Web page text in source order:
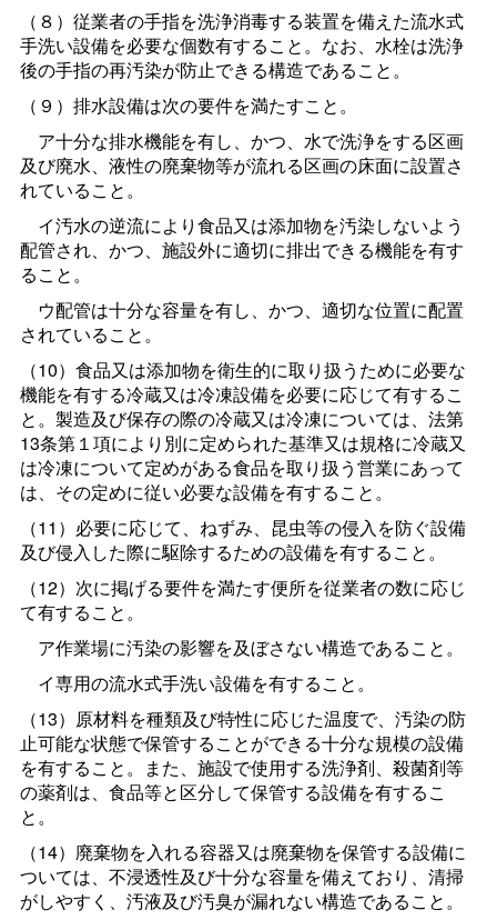
（８）従業者の手指を洗浄消毒する装置を備えた流水式
手洗い設備を必要な個数有すること。なお、水栓は洗浄
後の手指の再汚染が防止できる構造であること。
（９）排水設備は次の要件を満たすこと。
ア十分な排水機能を有し、かつ、水で洗浄をする区画
及び廃水、液性の廃棄物等が流れる区画の床面に設置さ
れていること。
イ汚水の逆流により食品又は添加物を汚染しないよう
配管され、かつ、施設外に適切に排出できる機能を有す
ること。
ウ配管は十分な容量を有し、かつ、適切な位置に配置
されていること。
（10）食品又は添加物を衛生的に取り扱うために必要な
機能を有する冷蔵又は冷凍設備を必要に応じて有するこ
と。製造及び保存の際の冷蔵又は冷凍については、法第
13条第１項により別に定められた基準又は規格に冷蔵又
は冷凍について定めがある食品を取り扱う営業にあって
は、その定めに従い必要な設備を有すること。
（11）必要に応じて、ねずみ、昆虫等の侵入を防ぐ設備
及び侵入した際に駆除するための設備を有すること。
（12）次に掲げる要件を満たす便所を従業者の数に応じ
て有すること。
ア作業場に汚染の影響を及ぼさない構造であること。
イ専用の流水式手洗い設備を有すること。
（13）原材料を種類及び特性に応じた温度で、汚染の防
止可能な状態で保管することができる十分な規模の設備
を有すること。また、施設で使用する洗浄剤、殺菌剤等
の薬剤は、食品等と区分して保管する設備を有するこ
と。
（14）廃棄物を入れる容器又は廃棄物を保管する設備に
ついては、不浸透性及び十分な容量を備えており、清掃
がしやすく、汚液及び汚臭が漏れない構造であること。